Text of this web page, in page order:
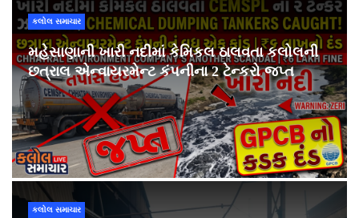
કલોલ સમાચાર
મહેસાણાની ખારી નદીમાં કેમિકલ ઠાલવતા કલોલની
છત્રાલ એન્વાયરમેન્ટ કંપનીના 2 ટેન્કરો જપ્ત
કલોલ સમાચાર